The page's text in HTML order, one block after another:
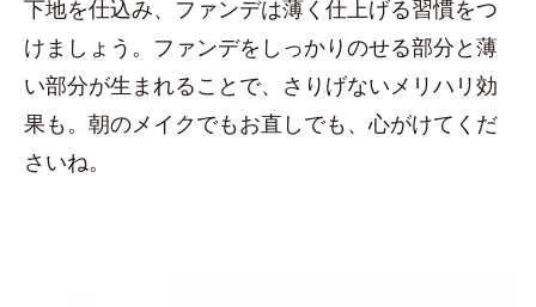
下地を仕込み、ファンデは薄く仕上げる習慣をつ
けましょう。ファンデをしっかりのせる部分と薄
い部分が生まれることで、さりげないメリハリ効
果も。朝のメイクでもお直しでも、心がけてくだ
さいね。